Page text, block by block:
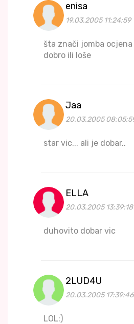
enisa
19.03.2005 11:24:59
šta znači jomba
dobro ili loše
Jaa
20.03.2005
star vic... ali je dobar..
ELLA
20.03.2005 13:39:18
duhovito dobar vic
2LUD4U
20.03.2005 17:39:46
LOL:)